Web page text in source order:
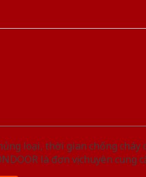
loại, thời gian chống
là đơn vị chuyên cung